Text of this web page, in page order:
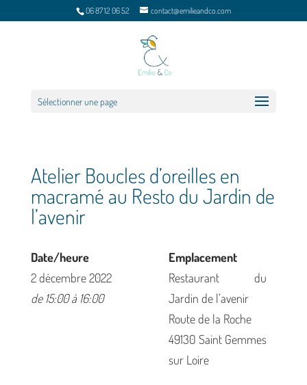
06 87 12 06 52 contact@emilieandco.com
Sélectionner une page
Atelier Boucles d’oreilles en
macramé au Resto du Jardin de
l’avenir
Date/heure
2 décembre 2022
de 15:00 à 16:00
Emplacement
Restaurant du
Jardin de l’avenir
Route de la Roche
49130 Saint Gemmes
sur Loire